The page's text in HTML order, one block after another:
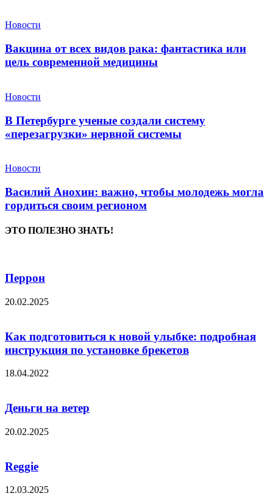
Новости
Вакцина от всех видов рака: фантастика или
цель современной медицины
Новости
В Петербурге ученые создали систему
«перезагрузки» нервной системы
Новости
Василий Анохин: важно, чтобы молодежь могла
гордиться своим регионом
ЭТО ПОЛЕЗНО ЗНАТЬ!
Перрон
20.02.2025
Как подготовиться к новой улыбке: подробная
инструкция по установке брекетов
18.04.2022
Деньги на ветер
20.02.2025
Reggie
12.03.2025